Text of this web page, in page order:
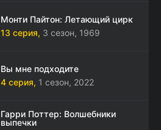
Монти Пайтон: Летающий цирк
13 серия, 3 сезон, 1969
Вы мне подходите
4 серия, 1 сезон, 2022
Гарри Поттер: Волшебники
выпечки